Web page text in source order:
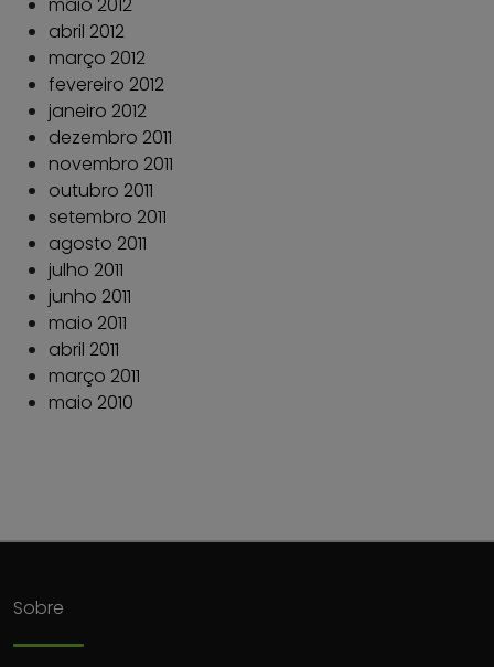
abril 2012
março 2012
fevereiro 2012
janeiro 2012
dezembro 2011
novembro 2011
outubro 2011
setembro 2011
agosto 2011
julho 2011
junho 2011
maio 2011
abril 2011
março 2011
maio 2010
Sobre